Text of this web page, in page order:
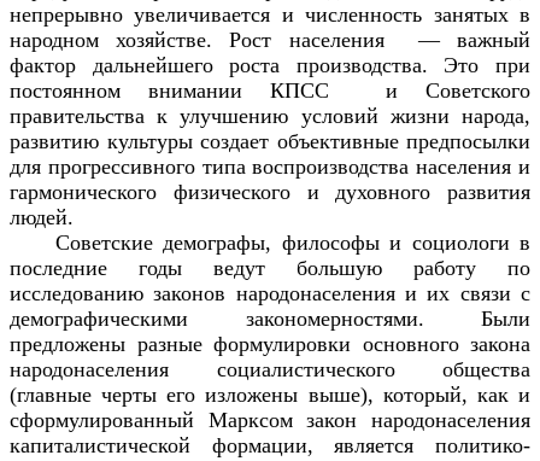
непрерывно увеличивается и численность занятых в
народном хозяйстве. Рост населения — важный
фактор дальнейшего роста производства. Это при
постоянном внимании КПСС и Советского
правительства к улучшению условий жизни народа,
развитию культуры создает объективные предпосылки
для прогрессивного типа воспроизводства населения и
гармонического физического и духовного развития
людей.
Советские демографы, философы и социологи в
последние годы ведут большую работу по
исследованию законов народонаселения и их связи с
демографическими закономерностями. Были
предложены разные формулировки основного закона
народонаселения социалистического общества
(главные черты его изложены выше), который, как и
сформулированный Марксом закон народонаселения
капиталистической формации, является политико-